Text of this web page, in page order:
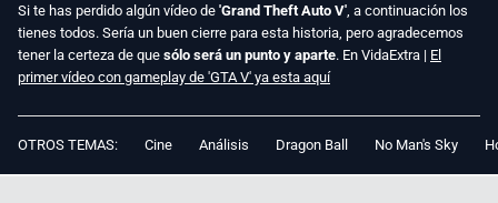
Si te has perdido algún vídeo de 'Grand Theft Auto V' , a continuación los
tienes todos. Sería un buen cierre para esta historia, pero agradecemos
tener la certeza de que sólo será un punto y aparte. En VidaExtra | El
primer vídeo con gameplay de 'GTA V' ya esta aquí
OTROS TEMAS: Cine Análisis Dragon Ball No Man's Sky